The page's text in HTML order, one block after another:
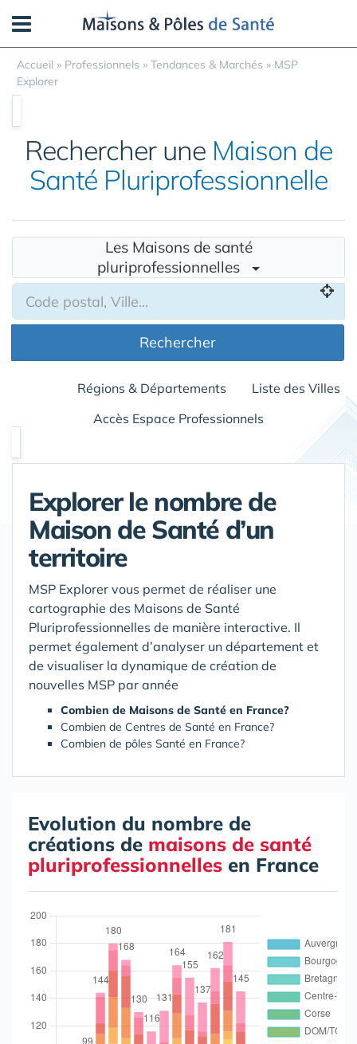
Accueil » Professionnels » Tendances & Marchés » MSP
Explorer
Rechercher une Maison de
Santé Pluriprofessionnelle
Les Maisons de santé
pluriprofessionnelles
Rechercher
Régions & Départements
Liste des Villes
Accès Espace Professionnels
Explorer le nombre de
Maison de Santé d’un
territoire
MSP Explorer vous permet de réaliser une
cartographie des Maisons de Santé
Pluriprofessionnelles de manière interactive. Il
permet également d’analyser un département et
de visualiser la dynamique de création de
nouvelles MSP par année
Combien de Maisons de Santé en France?
Combien de Centres de Santé en France?
Combien de pôles Santé en France?
Evolution du nombre de
créations de maisons de santé
pluriprofessionnelles en France
Panneau de gestion des cookies